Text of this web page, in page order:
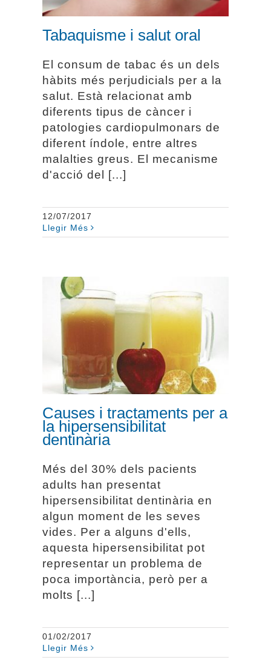
Tabaquisme i salut oral
El consum de tabac és un dels
hàbits més perjudicials per a la
salut. Està relacionat amb
diferents tipus de càncer i
patologies cardiopulmonars de
diferent índole, entre altres
malalties greus. El mecanisme
d'acció del [...]
12/07/2017
Llegir Més
Causes i tractaments
per a la hipersensibilitat
dentinària
Causes i tractaments per a
la hipersensibilitat
dentinària
Més del 30% dels pacients
adults han presentat
hipersensibilitat dentinària en
algun moment de les seves
vides. Per a alguns d'ells,
aquesta hipersensibilitat pot
representar un problema de
poca importància, però per a
molts [...]
01/02/2017
Llegir Més